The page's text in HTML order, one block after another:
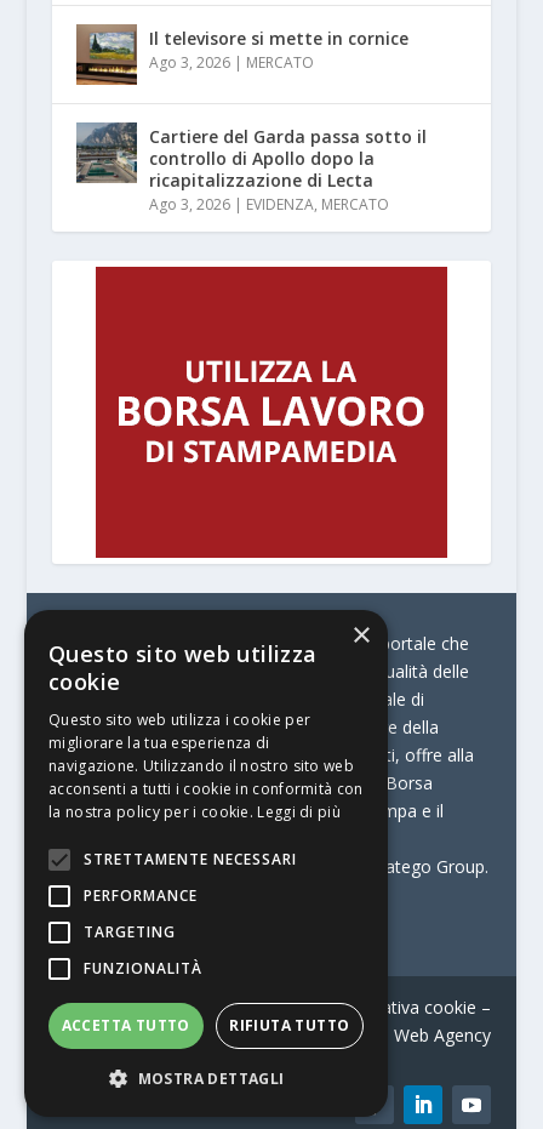
Il televisore si mette in cornice
Ago 3, 2026| MERCATO
Cartiere del Garda passa sotto il
controllo di Apollo dopo la
ricapitalizzazione di Lecta
Ago 3, 2026| EVIDENZA, MERCATO
© Stratego Group –
stampamedia.net è il portale che
racconta le innovazioni tecnologiche e l’attualità delle
aziende di stampa e di converting. È il portale di
riferimento per chi opera in Italia nel settore della
comunicazione stampata. Oltre ai contenuti, offre alla
propria community diversi servizi come:
la Borsa
Lavoro, la Print Connection, i Big della Stampa e il
Stampamedia.net è una delle testate di Stratego Group.
Partita IVA07921450156
Contatti–Informativa privacy–Informativa cookie –
Web Agency
×
Questo sito web utilizza
cookie
Questo sito web utilizza i cookie per
migliorare la tua esperienza di
navigazione. Utilizzando il nostro sito web
acconsenti a tutti i cookie in conformità con
la nostra policy per i cookie. Leggi di più
STRETTAMENTE NECESSARI
PERFORMANCE
TARGETING
FUNZIONALITÀ
ACCETTA TUTTO RIFIUTA TUTTO
MOSTRA DETTAGLI